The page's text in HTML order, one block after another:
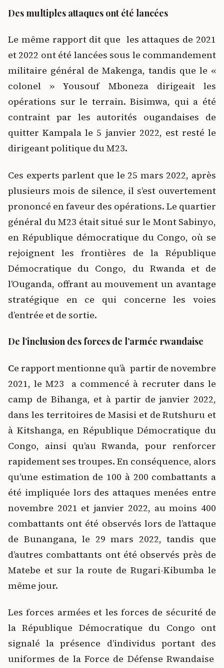
Des multiples attaques ont été lancées
Le même rapport dit que les attaques de 2021
et 2022 ont été lancées sous le commandement
militaire général de Makenga, tandis que le «
colonel » Yousouf Mboneza dirigeait les
opérations sur le terrain. Bisimwa, qui a été
contraint par les autorités ougandaises de
quitter Kampala le 5 janvier 2022, est resté le
dirigeant politique du M23.
Ces experts parlent que le 25 mars 2022, après
plusieurs mois de silence, il s’est ouvertement
prononcé en faveur des opérations. Le quartier
général du M23 était situé sur le Mont Sabinyo,
en République démocratique du Congo, où se
rejoignent les frontières de la République
Démocratique du Congo, du Rwanda et de
l’Ouganda, offrant au mouvement un avantage
stratégique en ce qui concerne les voies
d’entrée et de sortie.
De l’inclusion des forces de l’armée rwandaise
Ce rapport mentionne qu’à partir de novembre
2021, le M23 a commencé à recruter dans le
camp de Bihanga, et à partir de janvier 2022,
dans les territoires de Masisi et de Rutshuru et
à Kitshanga, en République Démocratique du
Congo, ainsi qu’au Rwanda, pour renforcer
rapidement ses troupes. En conséquence, alors
qu’une estimation de 100 à 200 combattants a
été impliquée lors des attaques menées entre
novembre 2021 et janvier 2022, au moins 400
combattants ont été observés lors de l’attaque
de Bunangana, le 29 mars 2022, tandis que
d’autres combattants ont été observés près de
Matebe et sur la route de Rugari-Kibumba le
même jour.
Les forces armées et les forces de sécurité de
la République Démocratique du Congo ont
signalé la présence d’individus portant des
uniformes de la Force de Défense Rwandaise